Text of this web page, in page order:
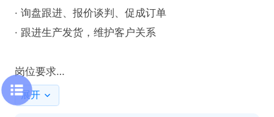
· 询盘跟进、报价谈判、促成订单
· 跟进生产发货，维护客户关系
岗位要求
· 英语OK，能和客户电话/视频沟通
· 有外贸经验优先，优秀应届生也可
展开